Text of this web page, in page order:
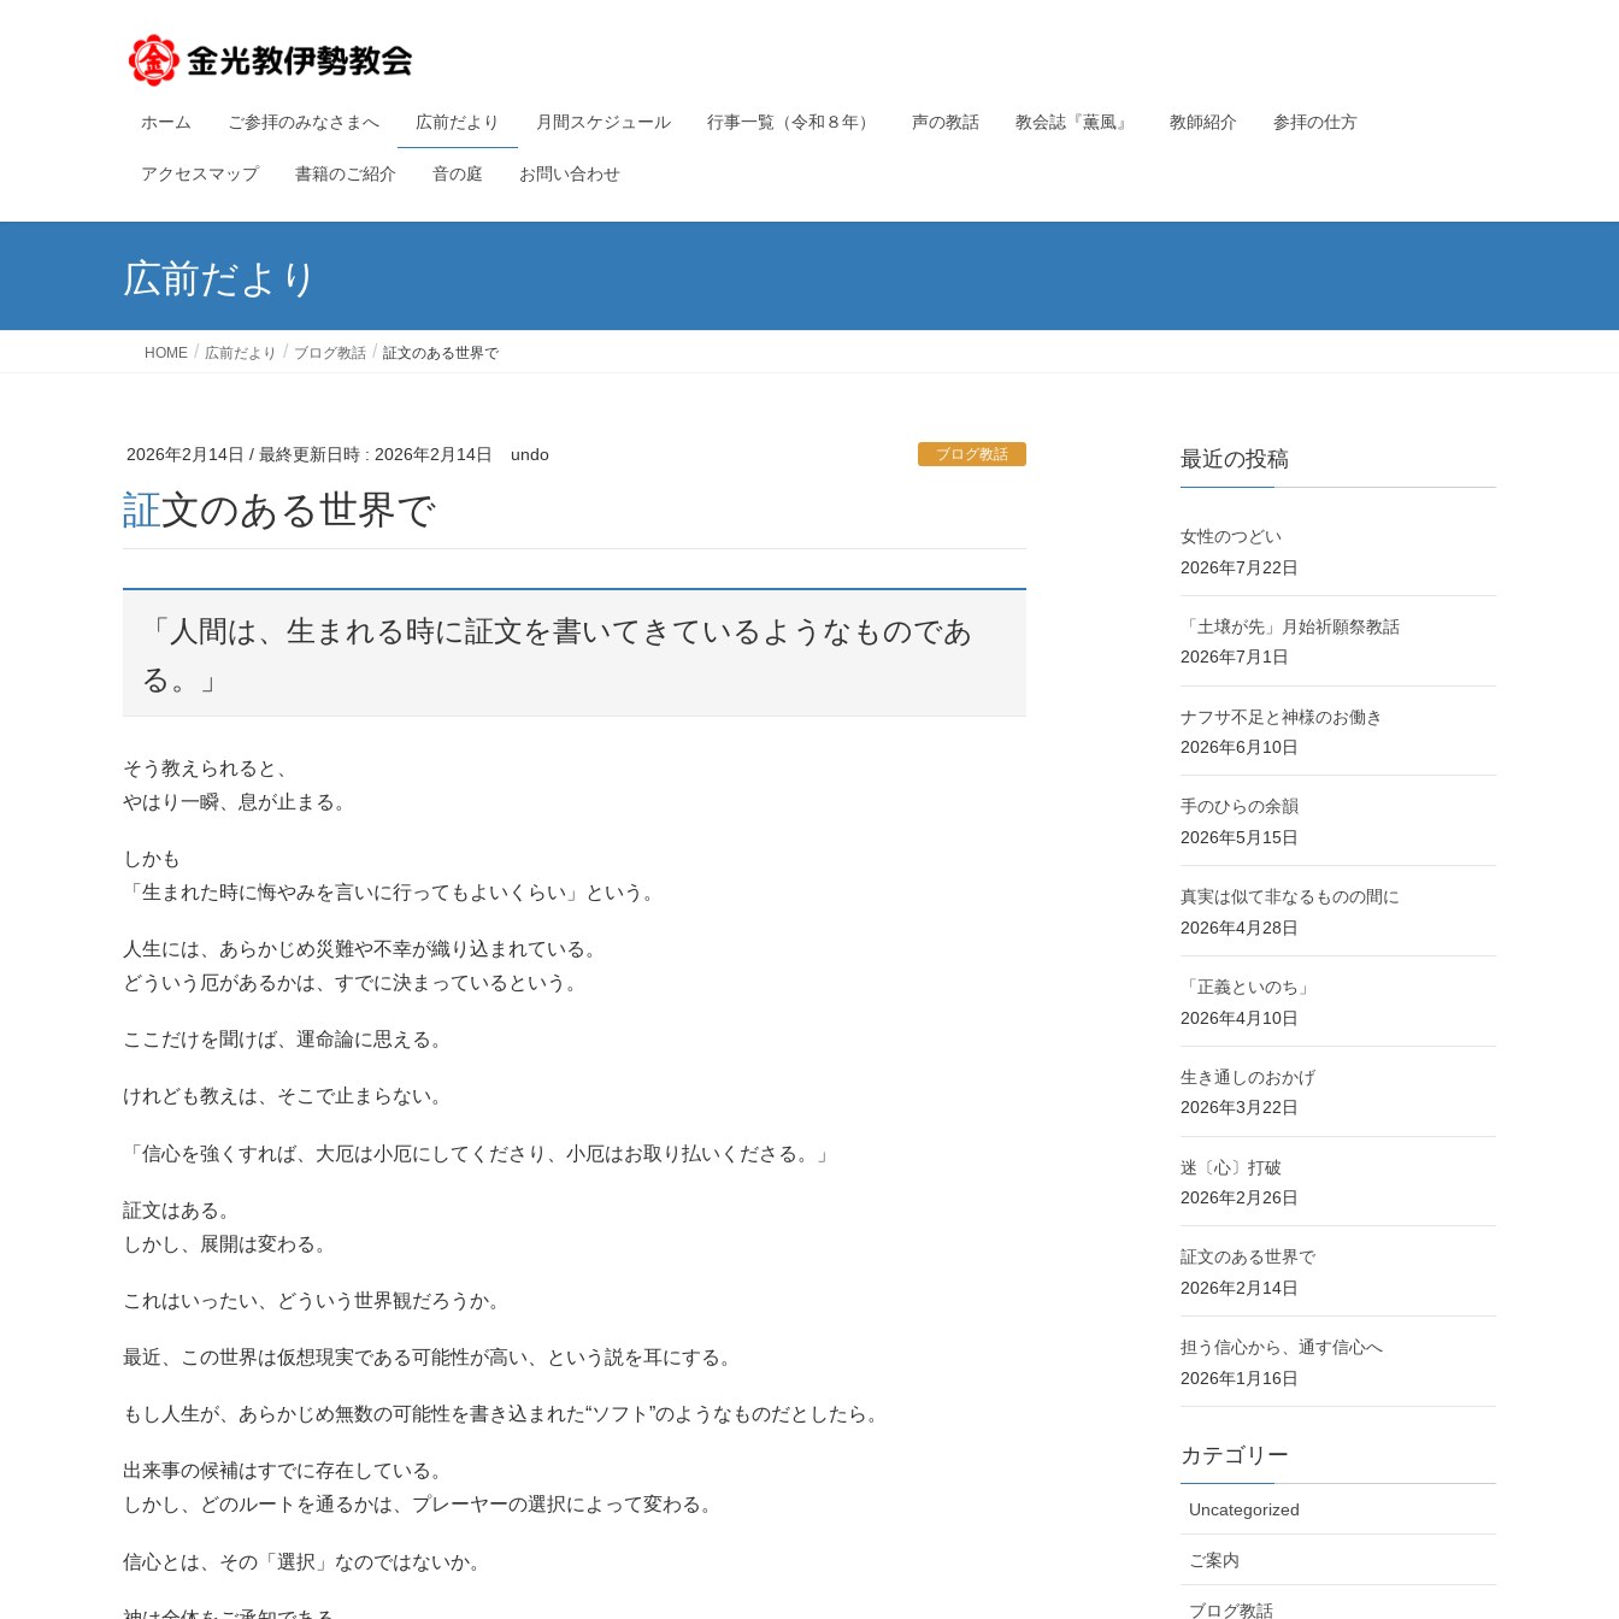
ホーム ご参拝のみなさまへ 広前だより 月間スケジュール 行事一覧（令和８年） 声の教話 教会誌『薫風』 教師紹介 参拝の仕方
アクセスマップ 書籍のご紹介 音の庭 お問い合わせ
広前だより
HOME 広前だより ブログ教話 証文のある世界で
2026年2月14日 / 最終更新日時 : 2026年2月14日 undo ブログ教話
証文のある世界で
「人間は、生まれる時に証文を書いてきているようなものであ
る。」
そう教えられると、
やはり一瞬、息が止まる。
しかも
「生まれた時に悔やみを言いに行ってもよいくらい」という。
人生には、あらかじめ災難や不幸が織り込まれている。
どういう厄があるかは、すでに決まっているという。
ここだけを聞けば、運命論に思える。
けれども教えは、そこで止まらない。
「信心を強くすれば、大厄は小厄にしてくださり、小厄はお取り払いくださる。」
証文はある。
しかし、展開は変わる。
これはいったい、どういう世界観だろうか。
最近、この世界は仮想現実である可能性が高い、という説を耳にする。
もし人生が、あらかじめ無数の可能性を書き込まれた“ソフト”のようなものだとしたら。
出来事の候補はすでに存在している。
しかし、どのルートを通るかは、プレーヤーの選択によって変わる。
信心とは、その「選択」なのではないか。
最近の投稿
女性のつどい
2026年7月22日
「土壌が先」月始祈願祭教話
2026年7月1日
ナフサ不足と神様のお働き
2026年6月10日
手のひらの余韻
2026年5月15日
真実は似て非なるものの間に
2026年4月28日
「正義といのち」
2026年4月10日
生き通しのおかげ
2026年3月22日
迷〔心〕打破
2026年2月26日
証文のある世界で
2026年2月14日
担う信心から、通す信心へ
2026年1月16日
カテゴリー
Uncategorized
ご案内
ブログ教話